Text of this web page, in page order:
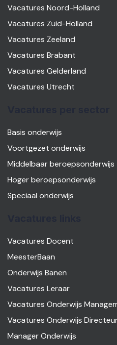
Vacatures Noord-Holland
Vacatures Zuid-Holland
Vacatures Zeeland
Vacatures Brabant
Vacatures Gelderland
Vacatures Utrecht
Basis onderwijs
Voortgezet onderwijs
Middelbaar beroepsonderwijs
Hoger beroepsonderwijs
Speciaal onderwijs
Vacatures Docent
MeesterBaan
Onderwijs Banen
Vacatures Leraar
Vacatures Onderwijs
Vacatures Onderwijs
Manager Onderwijs